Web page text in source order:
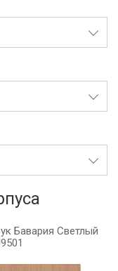
Бавария Светлый